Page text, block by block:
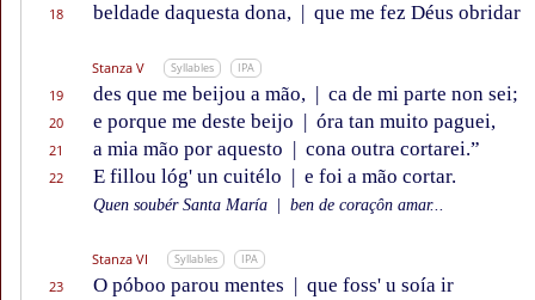
18 beldade daquesta dona, | que me fez Déus obridar
Stanza V Syllables IPA
19 des que me beijou a mão, | ca de mi parte non sei;
20 e porque me deste beijo | óra tan muito paguei,
21 a mia mão por aquesto | cona outra cortarei.”
22 E fillou lóg' un cuitélo | e foi a mão cortar.
Quen soubér Santa María ben de coraçôn amar...
Stanza VI Syllables IPA
23 O póboo parou mentes | que foss' u soía ir